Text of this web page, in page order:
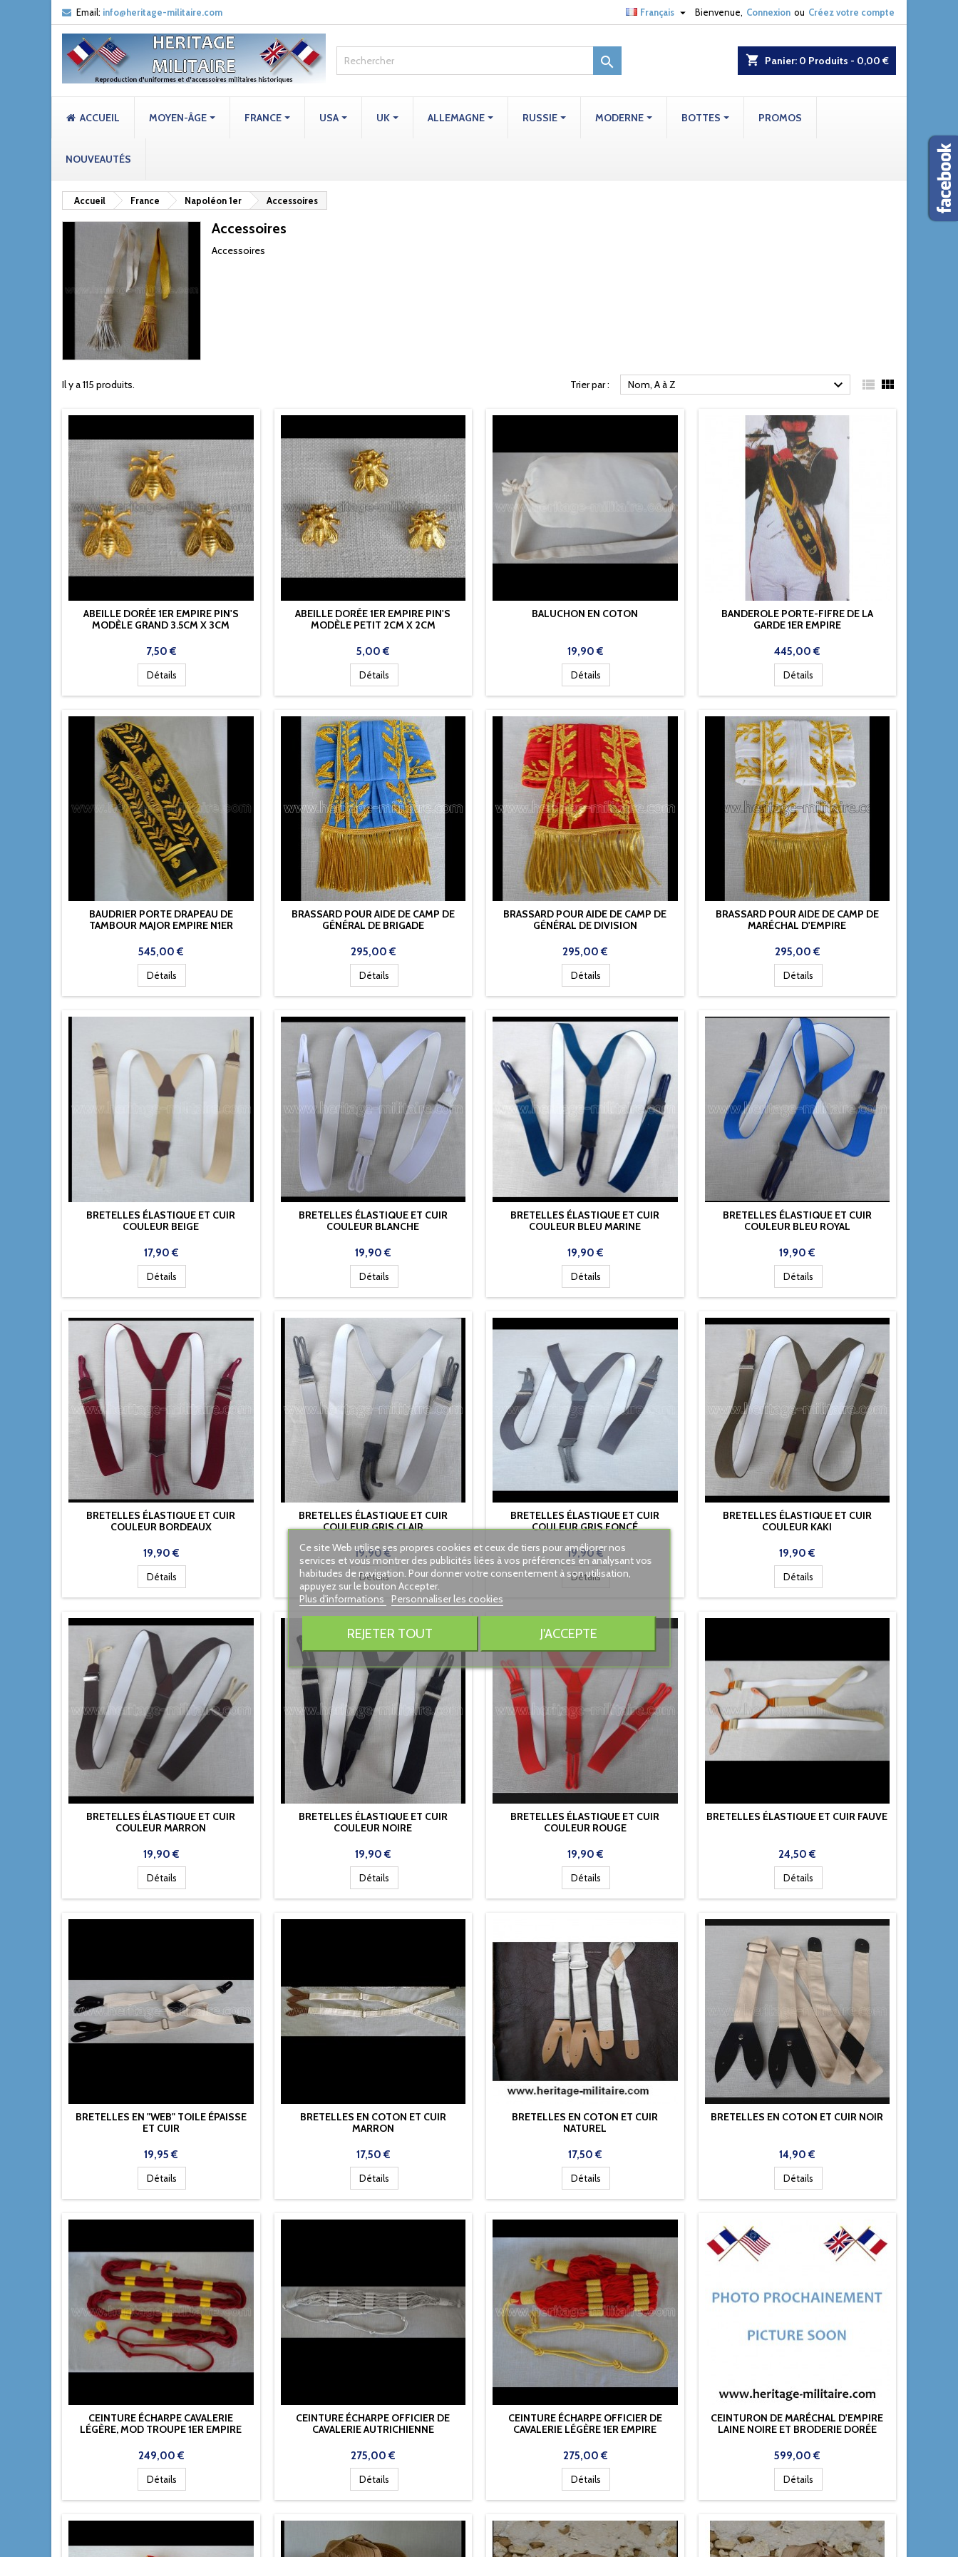
Email: info@heritage-militaire.com Bienvenue, Connexion ou Créez votre compte
Français 
shopping_cart Panier: 0 Produits - 0,00 €

ACCUEIL MOYEN-ÂGE FRANCE USA UK ALLEMAGNE RUSSIE MODERNE BOTTES PROMOS
NOUVEAUTÉS
Accueil France Napoléon 1er Accessoires
Accessoires
Accessoires
Il y a 115 produits. Trier par : Nom, A à Z   
ABEILLE DORÉE 1ER EMPIRE PIN'S
MODÈLE GRAND 3.5CM X 3CM
Prix
7,50 €
Détails
ABEILLE DORÉE 1ER EMPIRE PIN'S
MODÈLE PETIT 2CM X 2CM
Prix
5,00 €
Détails
BALUCHON EN COTON
Prix
19,90 €
Détails
BANDEROLE PORTE-FIFRE DE LA
GARDE 1ER EMPIRE
Prix
445,00 €
Détails
BAUDRIER PORTE DRAPEAU DE
TAMBOUR MAJOR EMPIRE N1ER
Prix
545,00 €
Détails
BRASSARD POUR AIDE DE CAMP DE
GÉNÉRAL DE BRIGADE
Prix
295,00 €
Détails
BRASSARD POUR AIDE DE CAMP DE
GÉNÉRAL DE DIVISION
Prix
295,00 €
Détails
BRASSARD POUR AIDE DE CAMP DE
MARÉCHAL D'EMPIRE
Prix
295,00 €
Détails
BRETELLES ÉLASTIQUE ET CUIR
COULEUR BEIGE
Prix
17,90 €
Détails
BRETELLES ÉLASTIQUE ET CUIR
COULEUR BLANCHE
Prix
19,90 €
Détails
BRETELLES ÉLASTIQUE ET CUIR
COULEUR BLEU MARINE
Prix
19,90 €
Détails
BRETELLES ÉLASTIQUE ET CUIR
COULEUR BLEU ROYAL
Prix
19,90 €
Détails
BRETELLES ÉLASTIQUE ET CUIR
COULEUR BORDEAUX
Prix
19,90 €
Détails
BRETELLES ÉLASTIQUE ET CUIR
COULEUR GRIS CLAIR
Prix
19,90 €
Détails
BRETELLES ÉLASTIQUE ET CUIR
COULEUR GRIS FONCÉ
Prix
19,90 €
Détails
BRETELLES ÉLASTIQUE ET CUIR
COULEUR KAKI
Prix
19,90 €
Détails
BRETELLES ÉLASTIQUE ET CUIR
COULEUR MARRON
Prix
19,90 €
Détails
BRETELLES ÉLASTIQUE ET CUIR
COULEUR NOIRE
Prix
19,90 €
Détails
BRETELLES ÉLASTIQUE ET CUIR
COULEUR ROUGE
Prix
19,90 €
Détails
BRETELLES ÉLASTIQUE ET CUIR FAUVE
Prix
24,50 €
Détails
BRETELLES EN "WEB" TOILE ÉPAISSE
ET CUIR
Prix
19,95 €
Détails
BRETELLES EN COTON ET CUIR
MARRON
Prix
17,50 €
Détails
BRETELLES EN COTON ET CUIR
NATUREL
Prix
17,50 €
Détails
BRETELLES EN COTON ET CUIR NOIR
Prix
14,90 €
Détails
CEINTURE ÉCHARPE CAVALERIE
LÉGÈRE, MOD TROUPE 1ER EMPIRE
Prix
249,00 €
Détails
CEINTURE ÉCHARPE OFFICIER DE
CAVALERIE AUTRICHIENNE
Prix
275,00 €
Détails
CEINTURE ÉCHARPE OFFICIER DE
CAVALERIE LÉGÈRE 1ER EMPIRE
Prix
275,00 €
Détails
CEINTURON DE MARÉCHAL D'EMPIRE
LAINE NOIRE ET BRODERIE DORÉE
Prix
599,00 €
Détails
Ce site Web utilise ses propres cookies et ceux de tiers pour améliorer nos
services et vous montrer des publicités liées à vos préférences en analysant vos
habitudes de navigation. Pour donner votre consentement à son utilisation,
appuyez sur le bouton Accepter.
Plus d'informations
Personnaliser les cookies
REJETER TOUT J'ACCEPTE